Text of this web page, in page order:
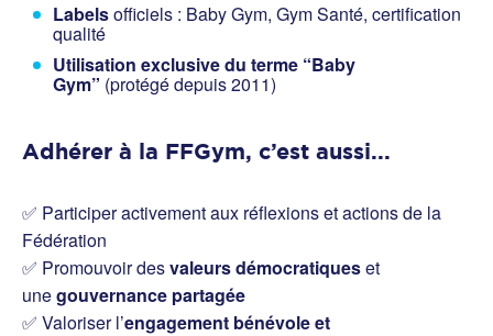
Labelsofficiels : Baby Gym, Gym Santé, certification
qualité
Utilisation exclusive du terme “Baby
Gym” (protégé depuis 2011)
Adhérer à la FFGym, c’est aussi...
✅ Participer activement aux réflexions et actions de la
Fédération
✅ Promouvoir desvaleurs démocratiqueset
unegouvernance partagée
✅ Valoriser l’engagement bénévole et